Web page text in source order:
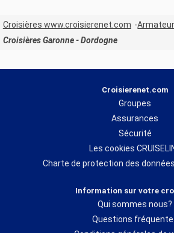
Croisières www.croisierenet.com
Croisières Garonne - Dordogne
Croisierenet.com
Groupes
Assurances
Sécurité
Les cookies
Charte de protection des
Information sur votre
Qui sommes nous?
Questions